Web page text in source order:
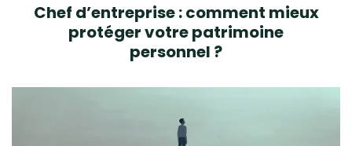
Chef d’entreprise : comment mieux
protéger votre patrimoine
personnel ?